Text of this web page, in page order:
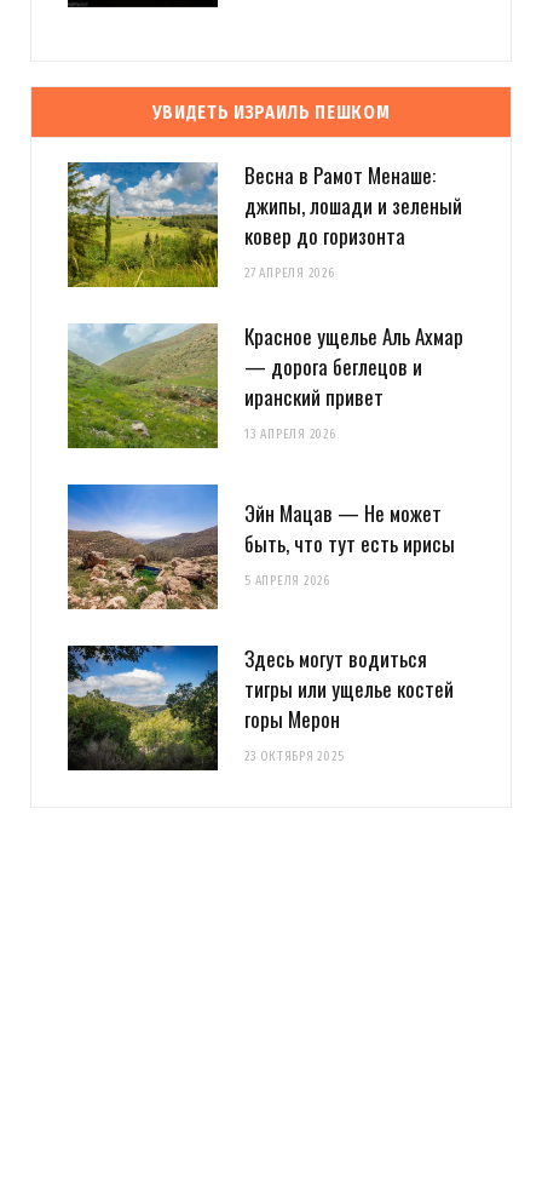
УВИДЕТЬ ИЗРАИЛЬ ПЕШКОМ
Весна в Рамот Менаше:
джипы, лошади и зеленый
ковер до горизонта
27 АПРЕЛЯ 2026
Красное ущелье Аль Ахмар
— дорога беглецов и
иранский привет
13 АПРЕЛЯ 2026
Эйн Мацав — Не может
быть, что тут есть ирисы
5 АПРЕЛЯ 2026
Здесь могут водиться
тигры или ущелье костей
горы Мерон
23 ОКТЯБРЯ 2025